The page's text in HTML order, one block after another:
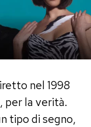
nel 1998
per la verità.
tipo di segno,